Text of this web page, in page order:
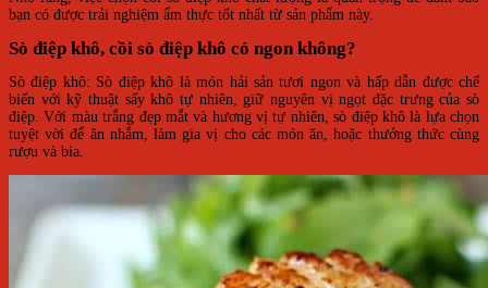
bạn có được trải nghiệm ẩm thực tốt nhất từ sản phẩm này.
Sò điệp khô, cồi sò điệp khô có ngon không?
Sò điệp khô: Sò điệp khô là món hải sản tươi ngon và hấp dẫn được chế
biến với kỹ thuật sấy khô tự nhiên, giữ nguyên vị ngọt đặc trưng của sò
điệp. Với màu trắng đẹp mắt và hương vị tự nhiên, sò điệp khô là lựa chọn
tuyệt vời để ăn nhắm, làm gia vị cho các món ăn, hoặc thưởng thức cùng
rượu và bia.